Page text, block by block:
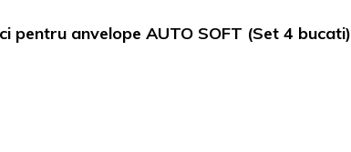
pentru anvelope AUTO SOFT (Set 4 bucati)